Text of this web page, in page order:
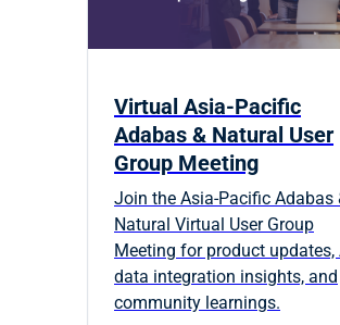
Virtual Asia-Pacific
Adabas & Natural User
Group Meeting
Join the Asia-Pacific Adabas
Natural Virtual User Group
Meeting for product updates,
data integration insights, and
community learnings.